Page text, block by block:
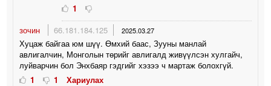
1
зочин
66.181.184.125 2025.03.27
Хуцаж байгаа юм шүү. Өмхий баас, Зууны манлай
авлигалчин, Монголын төрийг авлигалд живүүлсэн хулгайч,
луйварчин бол Энхбаяр гэдгийг хэзээ ч мартаж болохгүй.
1
1
Хариулах